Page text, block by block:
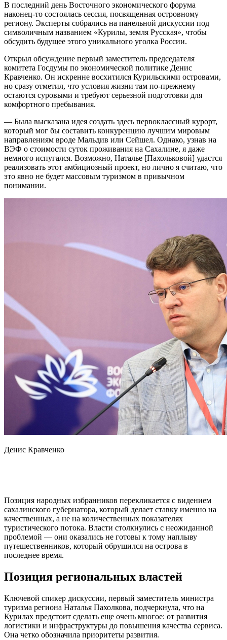
В последний день Восточного экономического форума
наконец-то состоялась сессия, посвященная островному
региону. Эксперты собрались на панельной дискуссии под
символичным названием «Курилы, земля Русская», чтобы
обсудить будущее этого уникального уголка России.
Открыл обсуждение первый заместитель председателя
комитета Госдумы по экономической политике Денис
Кравченко. Он искренне восхитился Курильскими островами,
но сразу отметил, что условия жизни там по-прежнему
остаются суровыми и требуют серьезной подготовки для
комфортного пребывания.
— Была высказана идея создать здесь первоклассный курорт,
который мог бы составить конкуренцию лучшим мировым
направлениям вроде Мальдив или Сейшел. Однако, узнав на
ВЭФ о стоимости суток проживания на Сахалине, я даже
немного испугался. Возможно, Наталье [Пахольковой] удастся
реализовать этот амбициозный проект, но лично я считаю, что
это явно не будет массовым туризмом в привычном
понимании.
Денис Кравченко
Позиция народных избранников перекликается с видением
сахалинского губернатора, который делает ставку именно на
качественных, а не на количественных показателях
туристического потока. Власти столкнулись с неожиданной
проблемой — они оказались не готовы к тому наплыву
путешественников, который обрушился на острова в
последнее время.
Позиция региональных властей
Ключевой спикер дискуссии, первый заместитель министра
туризма региона Наталья Пахолкова, подчеркнула, что на
Курилах предстоит сделать еще очень многое: от развития
логистики и инфраструктуры до повышения качества сервиса.
Она четко обозначила приоритеты развития.